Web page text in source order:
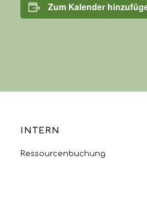
Zum Kalender
INTERN
Ressourcenbuchung